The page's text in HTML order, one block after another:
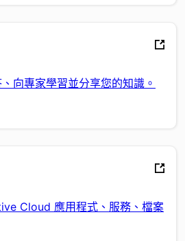
向專家學習並分享您的知識。
Cloud 應用程式、服務、檔案